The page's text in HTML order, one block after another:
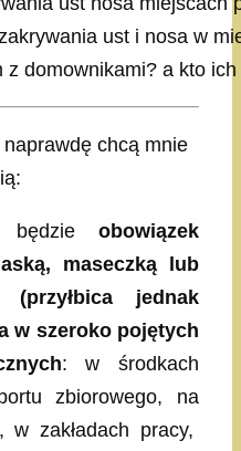
ust i nosa w
z domownikami? a kto
chcą mnie
będzie obowiązek
maseczką lub
(przyłbica jednak
w szeroko pojętych
: w środkach
zbiorowego, na
zakładach pracy,